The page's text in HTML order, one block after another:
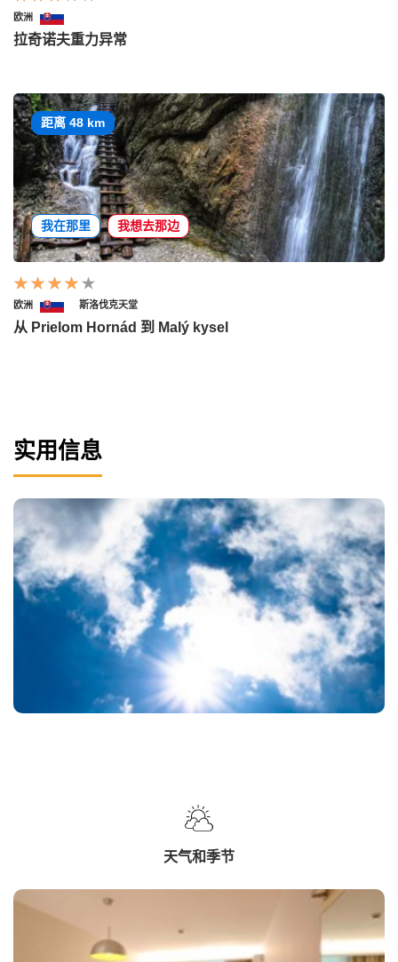
欧洲
拉奇诺夫重力异常
距离 48 km
我在那里 我想去那边
欧洲 斯洛伐克天堂
从 Prielom Hornád 到 Malý kysel
实用信息
天气和季节